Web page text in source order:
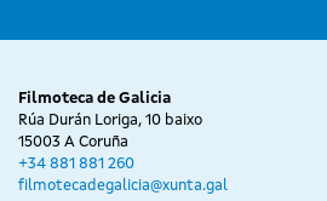
Filmoteca de Galicia
Rúa Durán Loriga, 10 baixo
15003 A Coruña
+34 881 881 260
filmotecadegalicia@xunta.gal